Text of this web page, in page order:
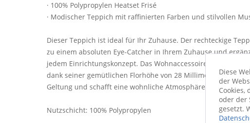
· 100% Polypropylen Heatset Frisé
· Modischer Teppich mit raffinierten Farben und stilvollen
Dieser Teppich ist ideal für Ihr Zuhause. Der rechteckige
zu einem absoluten Eye-Catcher in Ihrem Zuhause und
jedem Einrichtungskonzept. Das Wohnaccessoire aus
dank seiner gemütlichen Florhöhe von 28 Millimetern über
Geltung und schafft eine wohnliche Atmosphäre. Dieser
Nutzschicht: 100% Polypropylen
Diese
der
Cookies,
oder der
gesetzt.